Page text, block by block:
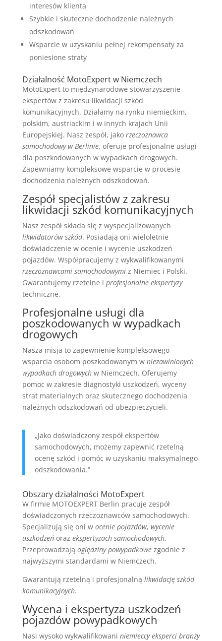
interesów klienta
Szybkie i skuteczne dochodzenie należnych
odszkodowań
Wsparcie w uzyskaniu pełnej rekompensaty za
poniesione straty
Działalność MotoExpert w Niemczech
MotoExpert to międzynarodowe stowarzyszenie
ekspertów z zakresu likwidacji szkód
komunikacyjnych. Działamy na rynku niemieckim,
polskim, austriackim i w innych krajach Unii
Europejskiej. Nasz zespół, jako rzeczoznawca
samochodowy w Berlinie, oferuje profesjonalne usługi
dla poszkodowanych w wypadkach drogowych.
Zapewniamy kompleksowe wsparcie w procesie
dochodzenia należnych odszkodowań.
Zespół specjalistów z zakresu
likwidacji szkód komunikacyjnych
Nasz zespół składa się z wyspecjalizowanych
likwidatorów szkód. Posiadają oni wieloletnie
doświadczenie w ocenie i wycenie uszkodzeń
pojazdów. Współpracujemy z wykwalifikowanymi
rzeczoznawcami samochodowymiz Niemiec i Polski.
Gwarantujemy rzetelne i profesjonalne ekspertyzy
techniczne.
Profesjonalne usługi dla
poszkodowanych w wypadkach
drogowych
Nasza misja to zapewnienie kompleksowego
wsparcia osobom poszkodowanym w niezawinionych
wypadkach drogowychw Niemczech. Oferujemy
pomoc w zakresie diagnostyki uszkodzeń, wyceny
strat materialnych oraz skutecznego dochodzenia
należnych odszkodowań od ubezpieczycieli.
„Jako doświadczony zespół ekspertów
samochodowych, możemy zapewnić rzetelną
ocenę szkód i pomóc w uzyskaniu maksymalnego
odszkodowania.”
Obszary działalności MotoExpert
W firmie MOTOEXPERT Berlin pracuje zespół
doświadczonych rzeczoznawców samochodowych.
Specjalizują się oni w ocenie pojazdów, wycenie
uszkodzeńoraz ekspertyzach samochodowych.
Przeprowadzają oględziny powypadkowezgodnie z
najwyższymi standardami w Niemczech.
Gwarantują rzetelną i profesjonalną likwidację szkód
komunikacyjnych.
Wycena i ekspertyza uszkodzeń
pojazdów powypadkowych
Nasi wysoko wykwalifikowani niemieccy eksperci branży